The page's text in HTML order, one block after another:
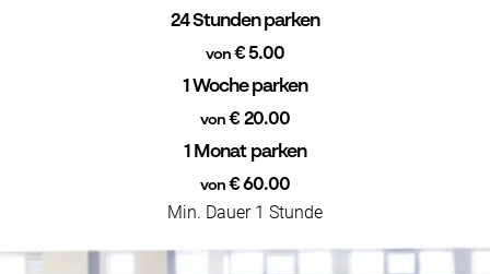
24 Stunden parken
von€ 5.00
1 Woche parken
von € 20.00
1 Monat parken
von€ 60.00
Min. Dauer 1 Stunde